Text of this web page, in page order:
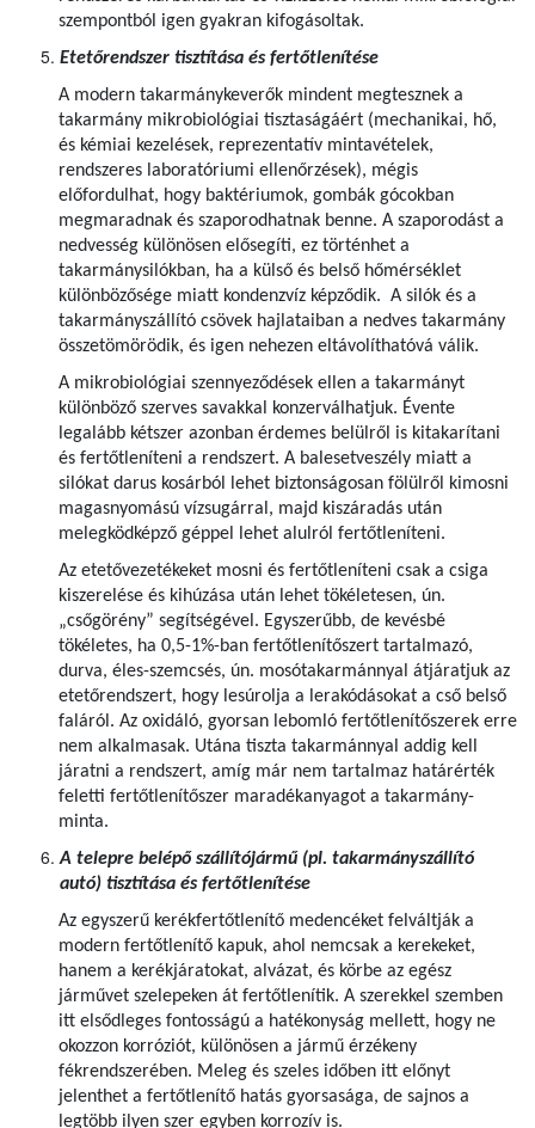
szempontból igen gyakran kifogásoltak.
Etetőrendszer tisztítása és fertőtlenítése
A modern takarmánykeverők mindent megtesznek a
takarmány mikrobiológiai tisztaságáért (mechanikai, hő,
és kémiai kezelések, reprezentatív mintavételek,
rendszeres laboratóriumi ellenőrzések), mégis
előfordulhat, hogy baktériumok, gombák gócokban
megmaradnak és szaporodhatnak benne. A szaporodást a
nedvesség különösen elősegíti, ez történhet a
takarmánysilókban, ha a külső és belső hőmérséklet
különbözősége miatt kondenzvíz képződik. A silók és a
takarmányszállító csövek hajlataiban a nedves takarmány
összetömörödik, és igen nehezen eltávolíthatóvá válik.
A mikrobiológiai szennyeződések ellen a takarmányt
különböző szerves savakkal konzerválhatjuk. Évente
legalább kétszer azonban érdemes belülről is kitakarítani
és fertőtleníteni a rendszert. A balesetveszély miatt a
silókat darus kosárból lehet biztonságosan fölülről kimosni
magasnyomású vízsugárral, majd kiszáradás után
melegködképző géppel lehet alulról fertőtleníteni.
Az etetővezetékeket mosni és fertőtleníteni csak a csiga
kiszerelése és kihúzása után lehet tökéletesen, ún.
„csőgörény” segítségével. Egyszerűbb, de kevésbé
tökéletes, ha 0,5-1%-ban fertőtlenítőszert tartalmazó,
durva, éles-szemcsés, ún. mosótakarmánnyal átjáratjuk az
etetőrendszert, hogy lesúrolja a lerakódásokat a cső belső
faláról. Az oxidáló, gyorsan lebomló fertőtlenítőszerek erre
nem alkalmasak. Utána tiszta takarmánnyal addig kell
járatni a rendszert, amíg már nem tartalmaz határérték
feletti fertőtlenítőszer maradékanyagot a takarmány-
minta.
A telepre belépő szállítójármű (pl. takarmányszállító
autó) tisztítása és fertőtlenítése
Az egyszerű kerékfertőtlenítő medencéket felváltják a
modern fertőtlenítő kapuk, ahol nemcsak a kerekeket,
hanem a kerékjáratokat, alvázat, és körbe az egész
járművet szelepeken át fertőtlenítik. A szerekkel szemben
itt elsődleges fontosságú a hatékonyság mellett, hogy ne
okozzon korróziót, különösen a jármű érzékeny
fékrendszerében. Meleg és szeles időben itt előnyt
jelenthet a fertőtlenítő hatás gyorsasága, de sajnos a
legtöbb ilyen szer egyben korrozív is.